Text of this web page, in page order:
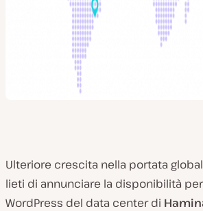
Ulteriore crescita nella portata
lieti di annunciare la disponibilità
WordPress del data center di